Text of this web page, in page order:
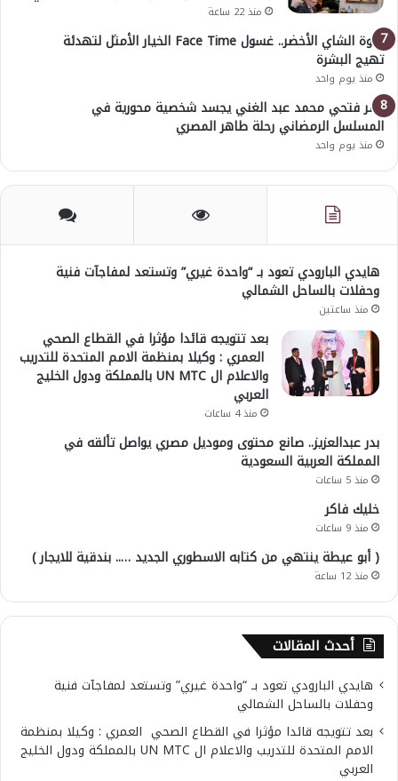
منذ 22 ساعة
قوة الشاي الأخضر.. غسول Face Time الخيار الأمثل لتهدئة
تهيج البشرة
منذ يوم واحد
عمر فتحي محمد عبد الغني يجسد شخصية محورية في
المسلسل الرمضاني رحلة طاهر المصري
منذ يوم واحد
هايدي البارودي تعود بـ “واحدة غيري” وتستعد لمفاجآت فنية
وحفلات بالساحل الشمالي
منذ ساعتين
بعد تتويجه قائدا مؤثرا في القطاع الصحي
العمري : وكيلا بمنظمة الامم المتحدة للتدريب
والاعلام ال UN MTC بالمملكة ودول الخليج
العربي
منذ 4 ساعات
بدر عبدالعزيز.. صانع محتوى وموديل مصري يواصل تألقه في
المملكة العربية السعودية
منذ 5 ساعات
خليك فاكر
منذ 9 ساعات
( أبو عيطة ينتهي من كتابه الاسطوري الجديد ….. بندقية للايجار )
منذ 12 ساعة
أحدث المقالات
هايدي البارودي تعود بـ “واحدة غيري” وتستعد لمفاجآت فنية
وحفلات بالساحل الشمالي
بعد تتويجه قائدا مؤثرا في القطاع الصحي العمري : وكيلا بمنظمة
الامم المتحدة للتدريب والاعلام ال UN MTC بالمملكة ودول الخليج
العربي